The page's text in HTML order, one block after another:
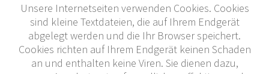
Unsere Internetseiten verwenden Cookies. Cookies
sind kleine Textdateien, die auf Ihrem Endgerät
abgelegt werden und die Ihr Browser speichert.
Cookies richten auf Ihrem Endgerät keinen Schaden
an und enthalten keine Viren. Sie dienen dazu,